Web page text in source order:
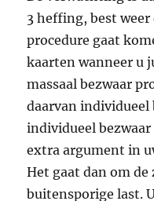
3 heffing, best weer
procedure gaat
kaarten wanneer u
massaal bezwaar
daarvan individueel
individueel
extra argument in
Het gaat dan om
buitensporige last.